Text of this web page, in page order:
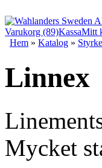
Varukorg (89)KassaMitt
Hem » Katalog »
Linnex
Mycket